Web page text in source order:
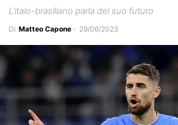
L'italo-brasiliano parla del suo futuro
Di Matteo Capone - 29/06/2023